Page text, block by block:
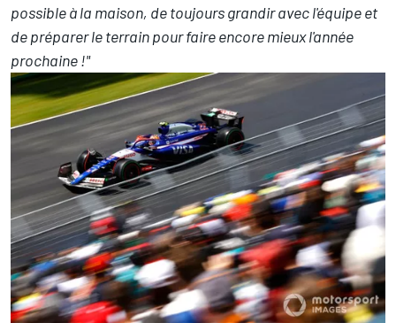
possible à la maison, de toujours grandir avec l'équipe et
de préparer le terrain pour faire encore mieux l'année
prochaine !"